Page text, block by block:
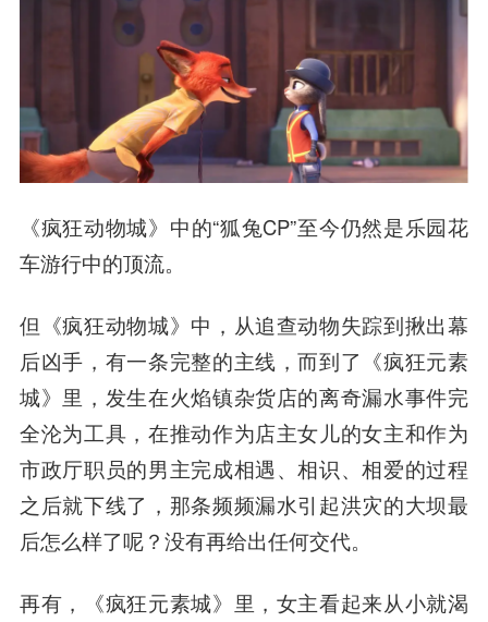
《疯狂动物城》中的“狐兔CP”至今仍然是乐园花
车游行中的顶流。
但《疯狂动物城》中，从追查动物失踪到揪出幕
后凶手，有一条完整的主线，而到了《疯狂元素
城》里，发生在火焰镇杂货店的离奇漏水事件完
全沦为工具，在推动作为店主女儿的女主和作为
市政厅职员的男主完成相遇、相识、相爱的过程
之后就下线了，那条频频漏水引起洪灾的大坝最
后怎么样了呢？没有再给出任何交代。
再有，《疯狂元素城》里，女主看起来从小就渴